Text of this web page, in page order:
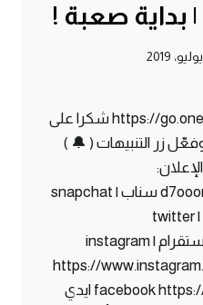
https://go.onelink.me/uq21/d7oomy999 شكرا على
زر التنبيهات ( 🔔 )
d7ooomy999@diwangroup.com سناب | snapchat
https://goo.gl/sr19bf تويتر | twitter
https://goo.gl/UGEG15 انستقرام | instagram
https://
فيس بوك | facebook https://maw.cx/l86hl ايدي